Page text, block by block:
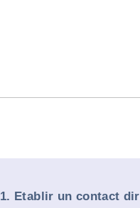
1. Etablir un contact